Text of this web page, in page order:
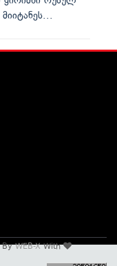
ByWEB-XWith